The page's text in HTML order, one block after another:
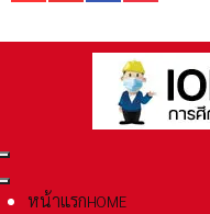
หน้าแรกHOME